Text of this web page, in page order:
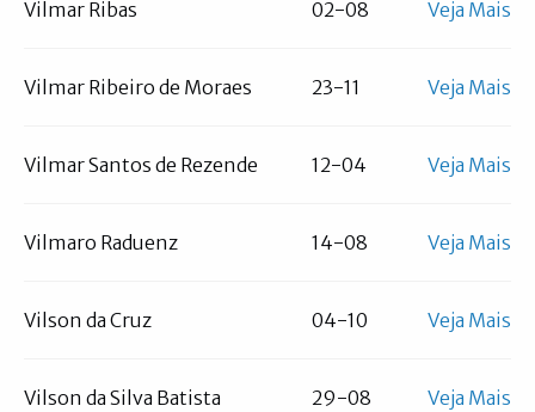
Vilmar Ribas 02-08 Veja Mais
Vilmar Ribeiro de Moraes 23-11 Veja Mais
Vilmar Santos de Rezende 12-04 Veja Mais
Vilmaro Raduenz 14-08 Veja Mais
Vilson da Cruz 04-10 Veja Mais
Vilson da Silva Batista 29-08 Veja Mais